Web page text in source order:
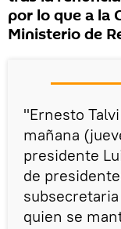
por lo que a la
Ministerio de
"Ernesto
mañana
presidente
de
quien se